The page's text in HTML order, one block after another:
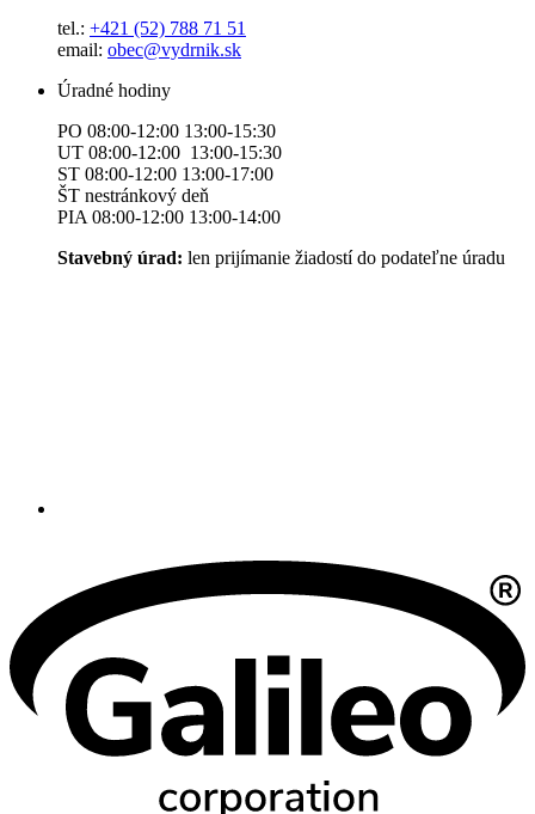
tel.: +421 (52) 788 71 51
email: obec@vydrnik.sk
Úradné hodiny
PO 08:00-12:00 13:00-15:30
UT 08:00-12:00 13:00-15:30
ST 08:00-12:00 13:00-17:00
ŠT nestránkový deň
PIA 08:00-12:00 13:00-14:00
Stavebný úrad: len prijímanie žiadostí do podateľne úradu